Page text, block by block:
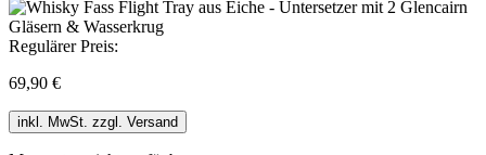
Regulärer Preis:
69,90 €
inkl. MwSt. zzgl. Versand